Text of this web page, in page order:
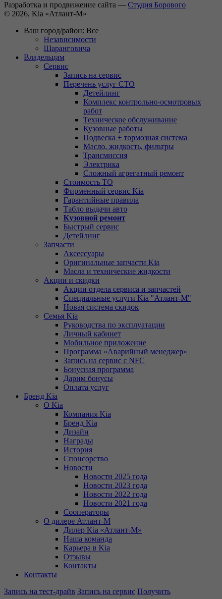
Разработка и продвижение сайта — Студия Борового
© 2026, Kia «Атлант-М»
Ваш город/район: Все
Независимости
Шаранговича
Владельцам
Сервис
Запись на сервис
Перечень услуг СТО
Детейлинг
Комплекс контрольно-осмотровых
работ
Техническое обслуживание
Кузовные работы
Подвеска + тормозная система
Масло, жидкость, фильтры
Трансмиссия
Электрика
Сложный агрегатный ремонт
Стоимость ТО
Фирменный сервис Kia
Гарантийные правила
Табло выдачи авто
Кузовной ремонт
Быстрый сервис
Детейлинг
Запчасти
Аксессуары
Оригинальные запчасти Kia
Масла и технические жидкости
Акции и скидки
Акции отдела сервиса и запчастей
Специальные услуги Kia "Атлант-М"
Новая система скидок
Семья Kia
Руководства по эксплуатации
Личный кабинет
Мобильное приложение
Программа «Аварийный менеджер»
Запись на сервис с NFC
Бонусная программа
Дарим бонусы
Оплата услуг
Бренд Kia
О Kia
Компания Kia
Бренд Kia
Дизайн
Награды
История
Спонсорство
Новости
Новости 2025 года
Новости 2023 года
Новости 2022 года
Новости 2021 года
Сооператоры
О дилере Атлант-М
Дилер Kia «Атлант-М»
Наша команда
Карьера в Kia
Отзывы
Контакты
Контакты
Запись на тест-драйв Запись на сервис Получить